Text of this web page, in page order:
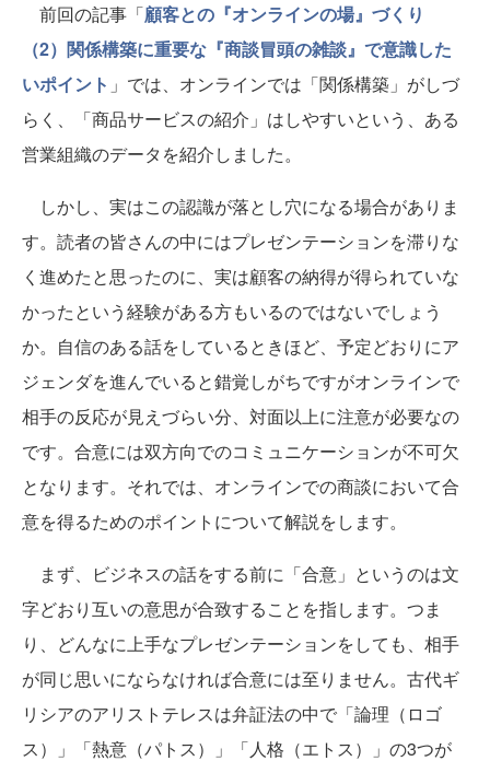
前回の記事「顧客との『オンラインの場』づくり
（2）関係構築に重要な『商談冒頭の雑談』で意識した
いポイント 」では、オンラインでは「関係構築」がしづ
らく、「商品サービスの紹介」はしやすいという、ある
営業組織のデータを紹介しました。
しかし、実はこの認識が落とし穴になる場合がありま
す。読者の皆さんの中にはプレゼンテーションを滞りな
く進めたと思ったのに、実は顧客の納得が得られていな
かったという経験がある方もいるのではないでしょう
か。自信のある話をしているときほど、予定どおりにア
ジェンダを進んでいると錯覚しがちですがオンラインで
相手の反応が見えづらい分、対面以上に注意が必要なの
です。合意には双方向でのコミュニケーションが不可欠
となります。それでは、オンラインでの商談において合
意を得るためのポイントについて解説をします。
まず、ビジネスの話をする前に「合意」というのは文
字どおり互いの意思が合致することを指します。つま
り、どんなに上手なプレゼンテーションをしても、相手
が同じ思いにならなければ合意には至りません。古代ギ
リシアのアリストテレスは弁証法の中で「論理（ロゴ
ス）」「熱意（パトス）」「人格（エトス）」の3つが